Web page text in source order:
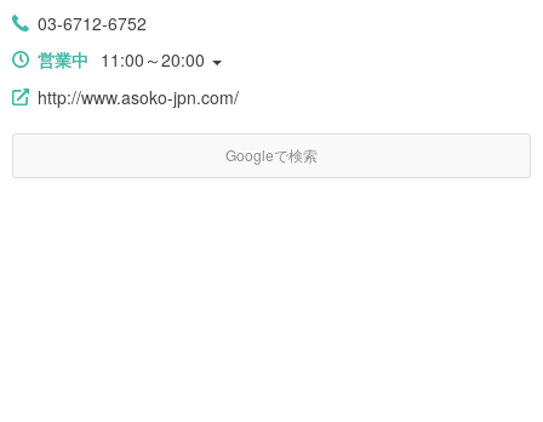
03-6712-6752
営業中 11:00～20:00
http://www.asoko-jpn.com/
Googleで検索